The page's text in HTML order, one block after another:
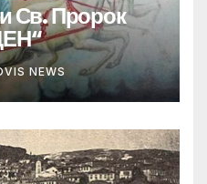
Св. Пророк
NEWS